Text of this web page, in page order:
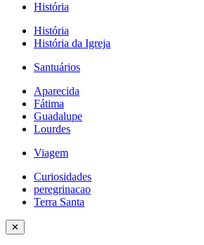
História
História
História da Igreja
Santuários
Aparecida
Fátima
Guadalupe
Lourdes
Viagem
Curiosidades
peregrinacao
Terra Santa
✕